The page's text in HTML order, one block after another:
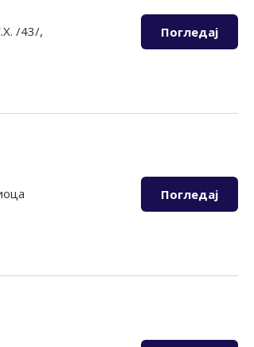
/43/,
Погледај
Погледај